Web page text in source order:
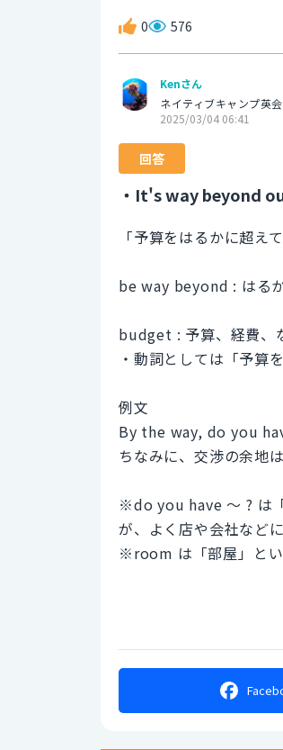
0 576
Kenさん
ネイティブキャンプ英
2025/03/04 06:41
回答
・It's way beyond
「予算をはるかに超え
be way beyond : はる
budget : 予算、経費、
・動詞としては「予算
例文
By the way, do you
ちなみに、交渉の余地
※do you have 〜 ? は
が、よく店や会社など
※room は「部屋」とい